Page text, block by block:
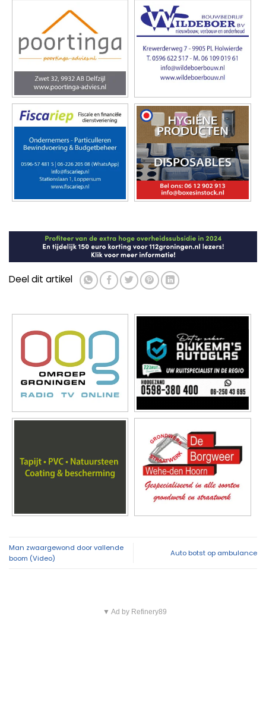
Deel dit artikel
Man zwaargewond door vallende
boom (Video)
Auto botst op ambulance
▼ Ad by Refinery89